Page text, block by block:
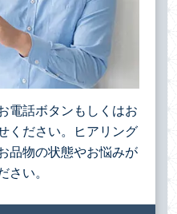
電話ボタンもしくはお
ください。ヒアリング
品物の状態やお悩みが
さい。